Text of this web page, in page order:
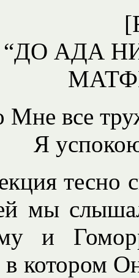
“ДО АДА
Мне все
Я
тесно
мы
и
котором